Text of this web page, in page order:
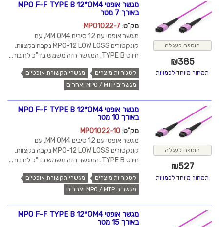
הוספה לעגלה
₪385
תמחור מיוחד לכמויות
מגשר אופטי MPO F-F TYPE B 12*OM4
באורך 7 מטר
מק"ט:
MPO1022-7
מגשר אופטי עם 12 סיבים MM OM4, עם
קונקטורים MPO-12 LOW LOSS נקבה בקצוות.
חיווט TYPE B. המגשר הזה משמש בד"כ לחיבור...
קטגוריות מוצרים
מגשרי תקשורת אופטיים
מגשרים MPO / MTP ואחרים
הוספה לעגלה
₪527
תמחור מיוחד לכמויות
מגשר אופטי MPO F-F TYPE B 12*OM4
באורך 10 מטר
מק"ט:
MPO1022-10
מגשר אופטי עם 12 סיבים MM OM4, עם
קונקטורים MPO-12 LOW LOSS נקבה בקצוות.
חיווט TYPE B. המגשר הזה משמש בד"כ לחיבור...
קטגוריות מוצרים
מגשרי תקשורת אופטיים
מגשרים MPO / MTP ואחרים
מגשר אופטי MPO F-F TYPE B 12*OM4
באורך 15 מטר